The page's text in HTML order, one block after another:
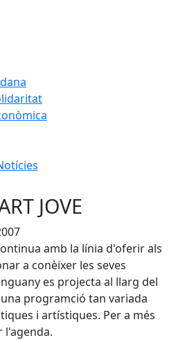
JOVE
amb la línia d'oferir als
a conèixer les seves
es projecta al llarg del
programció tan variada
i artístiques. Per a més
l'agenda.